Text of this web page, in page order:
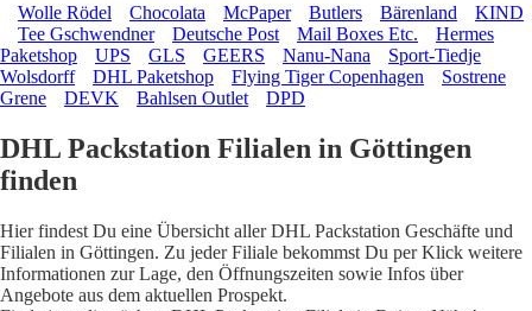
Wolle Rödel Chocolata McPaper Butlers Bärenland
KIND
Tee Gschwendner
Deutsche Post Mail Boxes Etc.
Hermes
Paketshop
UPS GLS GEERS Nanu-Nana
Sport-Tiedje
Wolsdorff
DHL Paketshop Flying Tiger Copenhagen
Sostrene
Grene
DEVK Bahlsen Outlet DPD
DHL Packstation Filialen in Göttingen
finden
Hier findest Du eine Übersicht aller DHL Packstation Geschäfte und
Filialen in Göttingen. Zu jeder Filiale bekommst Du per Klick weitere
Informationen zur Lage, den Öffnungszeiten sowie Infos über
Angebote aus dem aktuellen Prospekt.